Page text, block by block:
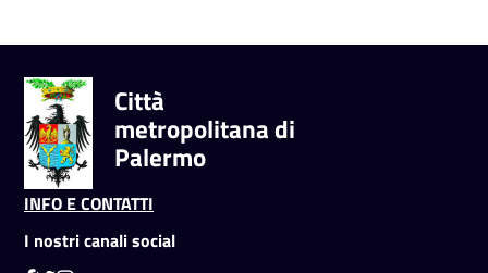
Città
metropolitana di
Palermo
INFO E CONTATTI
I nostri canali social